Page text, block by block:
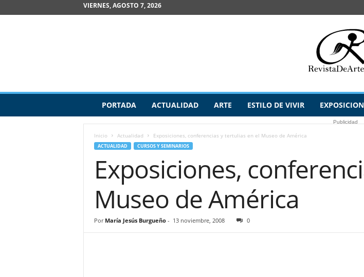
VIERNES, AGOSTO 7, 2026
v
PORTADA ACTUALIDAD ARTE ESTILO DE VIVIR
Publicidad
Inicio Actualidad Exposiciones, conferencias y tertulias en el Museo de América
ACTUALIDAD CURSOS Y SEMINARIOS
Exposiciones,
Museo de América
Por María Jesús Burgueño- 13 noviembre, 2008 0